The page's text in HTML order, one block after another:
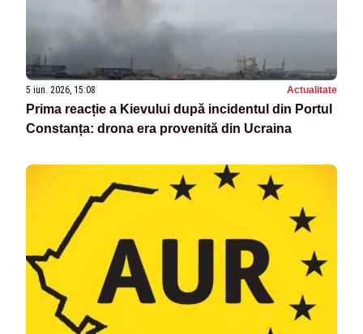
5 iun. 2026, 15:08 Actualitate
Prima reacție a Kievului după incidentul din Portul
Constanța: drona era provenită din Ucraina